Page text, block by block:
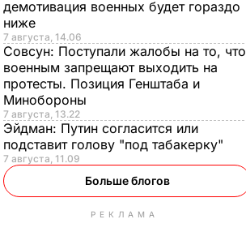
демотивация военных будет гораздо
ниже
7 августа, 14.06
Совсун: Поступали жалобы на то, что
военным запрещают выходить на
протесты. Позиция Генштаба и
Минобороны
7 августа, 13.22
Эйдман: Путин согласится или
подставит голову "под табакерку"
7 августа, 11.09
Больше блогов
РЕКЛАМА